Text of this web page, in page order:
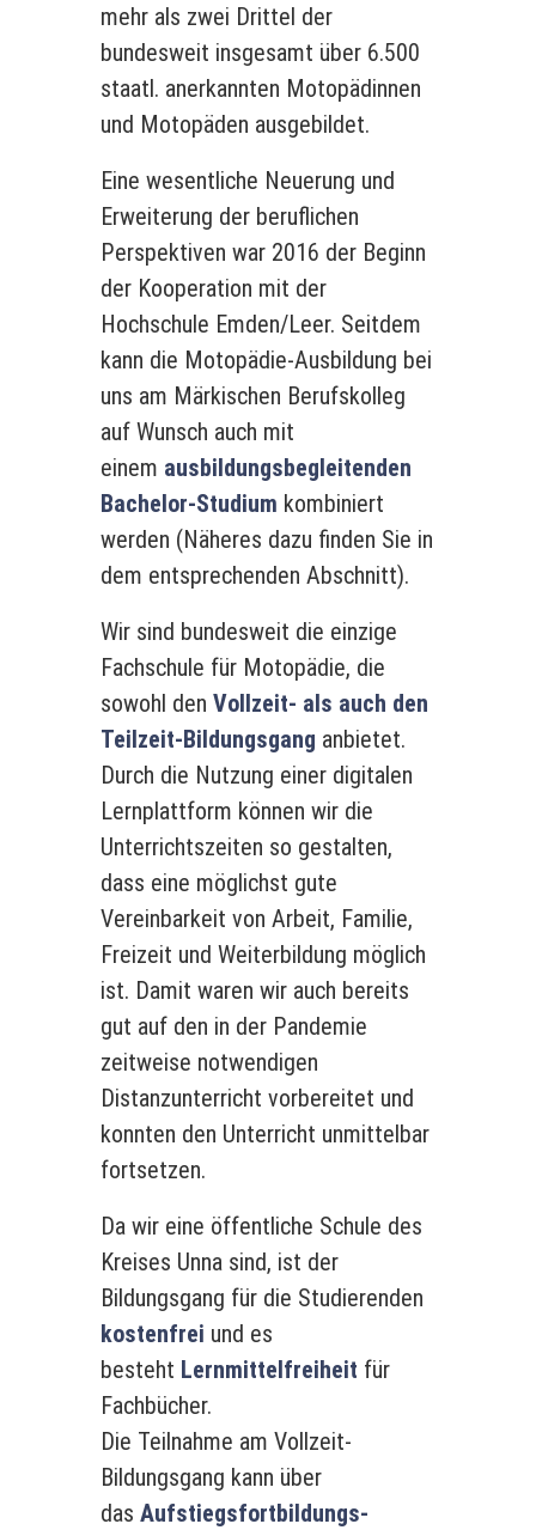
mehr als zwei Drittel der
bundesweit insgesamt über 6.500
staatl. anerkannten Motopädinnen
und Motopäden ausgebildet.
Eine wesentliche Neuerung und
Erweiterung der beruflichen
Perspektiven war 2016 der Beginn
der Kooperation mit der
Hochschule Emden/Leer. Seitdem
kann die Motopädie-Ausbildung bei
uns am Märkischen Berufskolleg
auf Wunsch auch mit
einem ausbildungsbegleitenden
Bachelor-Studium kombiniert
werden (Näheres dazu finden Sie in
dem entsprechenden Abschnitt).
Wir sind bundesweit die einzige
Fachschule für Motopädie, die
sowohl den Vollzeit- als auch den
Teilzeit-Bildungsgang anbietet.
Durch die Nutzung einer digitalen
Lernplattform können wir die
Unterrichtszeiten so gestalten,
dass eine möglichst gute
Vereinbarkeit von Arbeit, Familie,
Freizeit und Weiterbildung möglich
ist. Damit waren wir auch bereits
gut auf den in der Pandemie
zeitweise notwendigen
Distanzunterricht vorbereitet und
konnten den Unterricht unmittelbar
fortsetzen.
Da wir eine öffentliche Schule des
Kreises Unna sind, ist der
Bildungsgang für die Studierenden
kostenfrei und es
besteht Lernmittelfreiheit für
Fachbücher.
Die Teilnahme am Vollzeit-
Bildungsgang kann über
das Aufstiegsfortbildungs-